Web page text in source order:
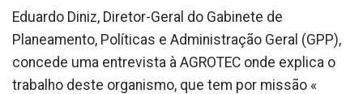
Eduardo Diniz, Diretor-Geral do Gabinete de
Planeamento, Políticas e Administração Geral (GPP),
concede uma entrevista à AGROTEC onde explica o
trabalho deste organismo, que tem por missão «